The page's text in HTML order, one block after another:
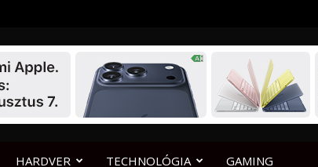
HARDVER TECHNOLÓGIA GAMING